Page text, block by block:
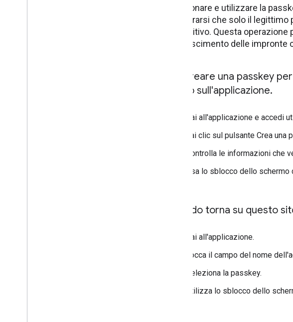
selezionare e utilizzare la
assicurarsi che solo il
dispositivo. Questa
riconoscimento delle impronte
Per creare una passkey
web o sull'applicazione.
Vai all'applicazione e accedi
Fai clic sul pulsante Crea una
Controlla le informazioni che
Usa lo sblocco dello
Quando torna su questo
Vai all'applicazione.
Tocca il campo del nome
Seleziona la passkey.
Utilizza lo sblocco dello